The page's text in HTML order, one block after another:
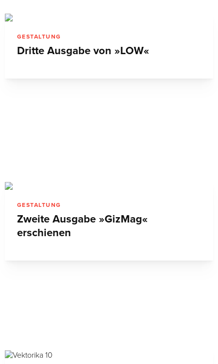
GESTALTUNG
Dritte Ausgabe von »LOW«
GESTALTUNG
Zweite Ausgabe »GizMag«
erschienen